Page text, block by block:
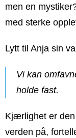
men en
med sterke
Lytt til Anja sin
Vi kan
holde fast.
Kjærlighet er
verden på,